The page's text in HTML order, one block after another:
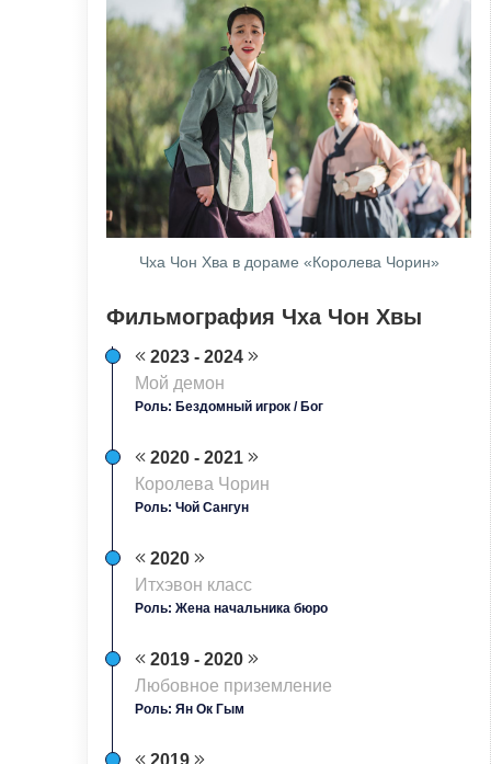
Чха Чон Хва в дораме «Королева Чорин»
Фильмография Чха Чон Хвы
2023 - 2024
Мой демон
Роль: Бездомный игрок / Бог
2020 - 2021
Королева Чорин
Роль: Чой Сангун
2020
Итхэвон класс
Роль: Жена начальника бюро
2019 - 2020
Любовное приземление
Роль: Ян Ок Гым
2019